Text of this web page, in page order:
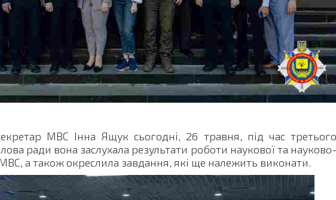
МВС Інна Ящук сьогодні, 26 травня, під час третього
ради вона заслухала результати роботи наукової та науково-
МВС, а також окреслила завдання, які ще належить виконати.